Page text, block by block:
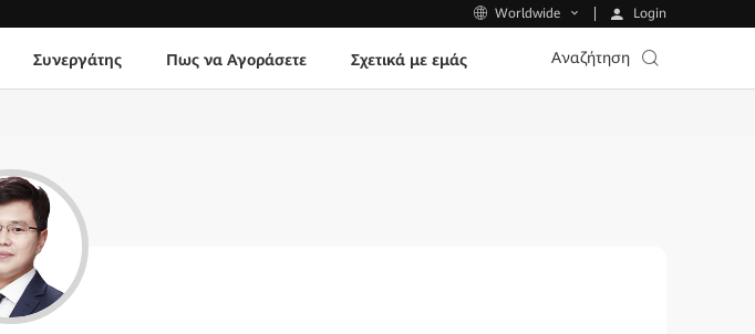
Worldwide Login
Συνεργάτης Πως να Αγοράσετε Σχετικά με εμάς Αναζήτηση